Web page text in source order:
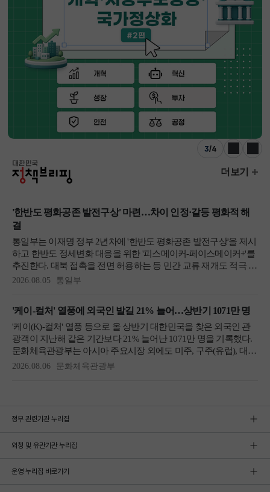
4/4
이전 다음
정부 관련기관 누리집
외청 및 유관기관 누리집
운영 누리집 바로가기